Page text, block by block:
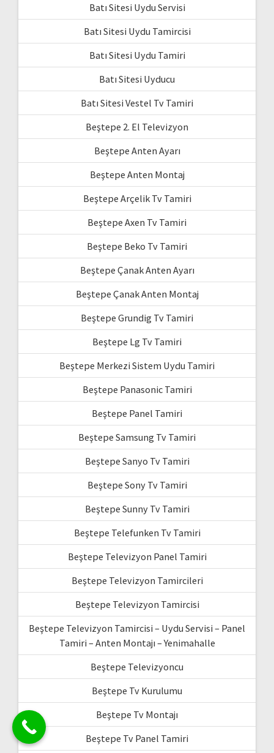
Batı Sitesi Uydu Servisi
Batı Sitesi Uydu Tamircisi
Batı Sitesi Uydu Tamiri
Batı Sitesi Uyducu
Batı Sitesi Vestel Tv Tamiri
Beştepe 2. El Televizyon
Beştepe Anten Ayarı
Beştepe Anten Montaj
Beştepe Arçelik Tv Tamiri
Beştepe Axen Tv Tamiri
Beştepe Beko Tv Tamiri
Beştepe Çanak Anten Ayarı
Beştepe Çanak Anten Montaj
Beştepe Grundig Tv Tamiri
Beştepe Lg Tv Tamiri
Beştepe Merkezi Sistem Uydu Tamiri
Beştepe Panasonic Tamiri
Beştepe Panel Tamiri
Beştepe Samsung Tv Tamiri
Beştepe Sanyo Tv Tamiri
Beştepe Sony Tv Tamiri
Beştepe Sunny Tv Tamiri
Beştepe Telefunken Tv Tamiri
Beştepe Televizyon Panel Tamiri
Beştepe Televizyon Tamircileri
Beştepe Televizyon Tamircisi
Beştepe Televizyon Tamircisi – Uydu Servisi – Panel
Tamiri – Anten Montajı – Yenimahalle
Beştepe Televizyoncu
Beştepe Tv Kurulumu
Beştepe Tv Montajı
Beştepe Tv Panel Tamiri